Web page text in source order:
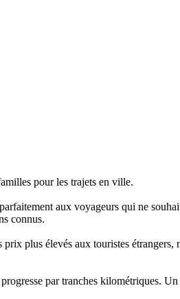
pour les trajets‎ en ville.
aux voyageurs qui ne
connus.
plus élevés‎ aux touristes étrangers,
par tranches kilométriques.